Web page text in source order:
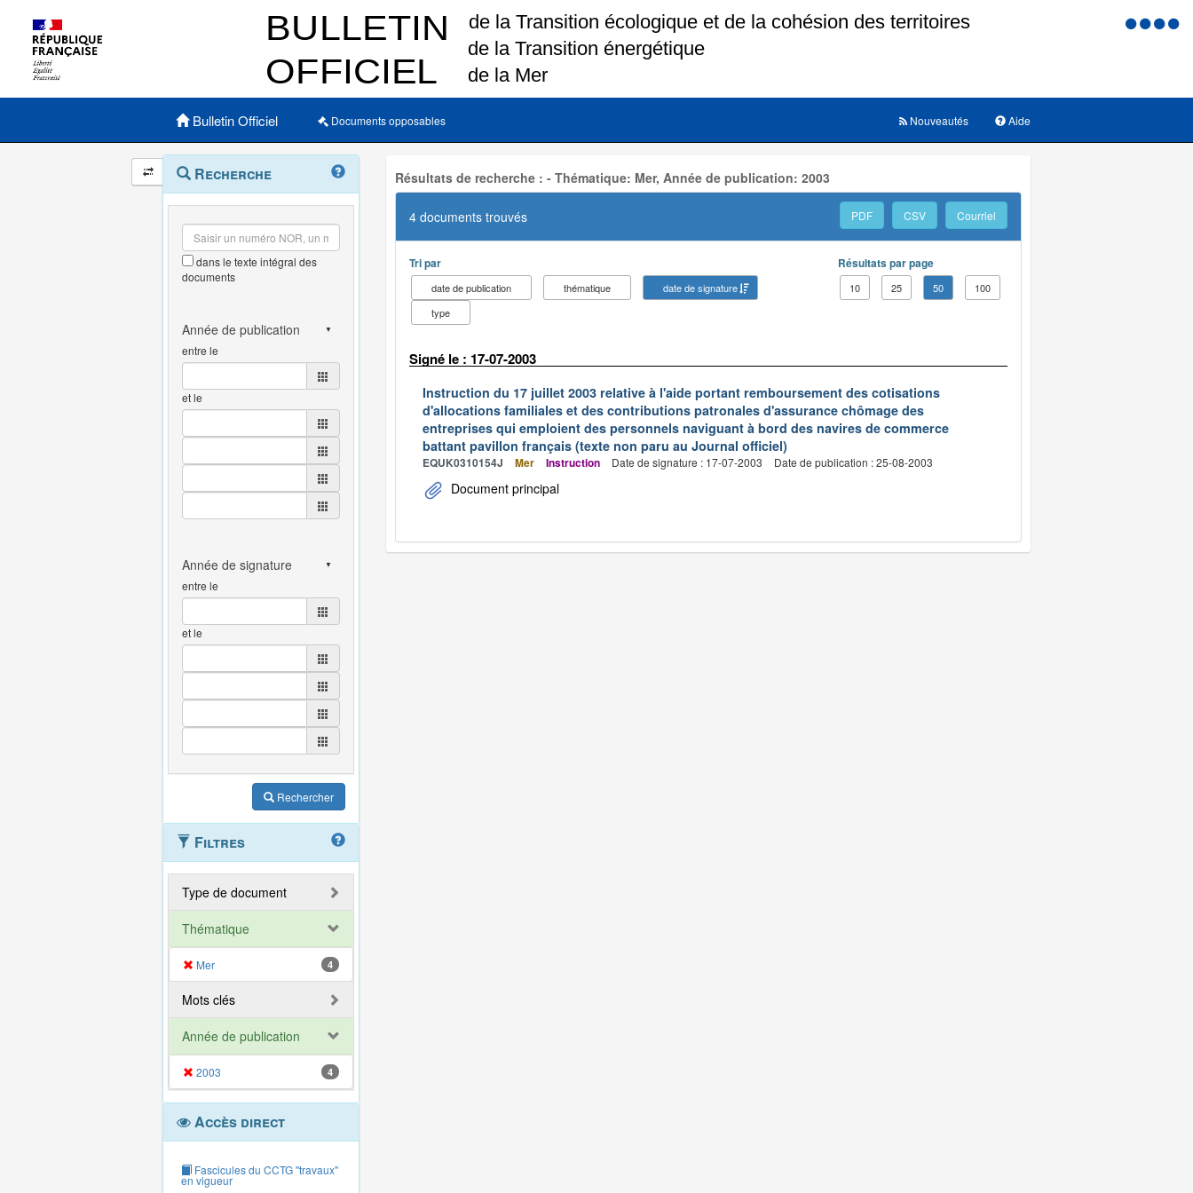
Menu
Menu principal
Bulletin Officiel Documents opposables Aide
Nouveautés
Navigation
et
outils
annexes
Menu
contextuel
Recherche
dans le texte intégral des
documents
entre le
et le
entre le
et le
Rechercher
Filtres
Type de document
Thématique
Mer 4
Mots clés
Année de publication
2003 4
Accès direct
Fascicules du CCTG "travaux"
en vigueur
Résultats de recherche : - Thématique: Mer, Année de publication: 2003
4 documents trouvés PDF CSV Courriel
Tri par
date de publication thématique
date de signature
type
Résultats par page
10 25 50 100
Signé le : 17-07-2003
Instruction du 17 juillet 2003 relative à l'aide portant remboursement des cotisations
d'allocations familiales et des contributions patronales d'assurance chômage des
entreprises qui emploient des personnels naviguant à bord des navires de commerce
battant pavillon français (texte non paru au Journal officiel)
EQUK0310154J Mer Instruction Date de signature : 17-07-2003 Date de publication : 25-08-2003
Document principal